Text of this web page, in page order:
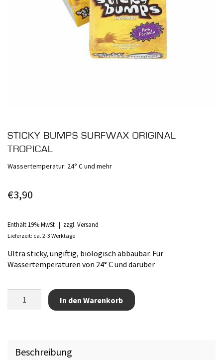
STICKY BUMPS SURFWAX ORIGINAL
TROPICAL
Wassertemperatur: 24° C und mehr
€3,90
Enthält 19% MwSt zzgl. Versand
Lieferzeit: ca. 2-3 Werktage
Ultra sticky, ungiftig, biologisch abbaubar. Für
Wassertemperaturen von 24° C und darüber
Bumps
Menge
In den Warenkorb
Beschreibung